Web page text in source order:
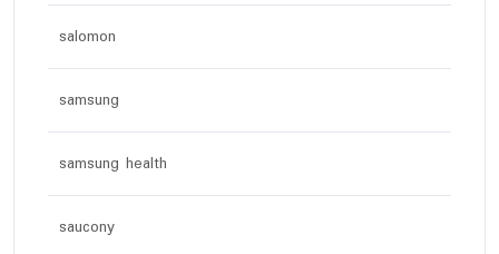
salomon
samsung
samsung health
saucony